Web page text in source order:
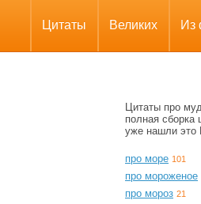
Цитаты Великих Из
Цитаты про
полная
уже нашли это
про море 101
про мороженое
про мороз 21